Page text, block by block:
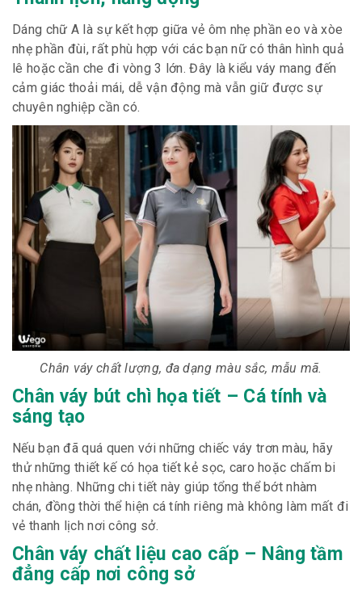
Dáng chữ A là sự kết hợp giữa vẻ ôm nhẹ phần eo và xòe
nhẹ phần đùi, rất phù hợp với các bạn nữ có thân hình quả
lê hoặc cần che đi vòng 3 lớn. Đây là kiểu váy mang đến
cảm giác thoải mái, dễ vận động mà vẫn giữ được sự
chuyên nghiệp cần có.
Chân váy chất lượng, đa dạng màu sắc, mẫu mã.
Chân váy bút chì họa tiết – Cá tính và
sáng tạo
Nếu bạn đã quá quen với những chiếc váy trơn màu, hãy
thử những thiết kế có họa tiết kẻ sọc, caro hoặc chấm bi
nhẹ nhàng. Những chi tiết này giúp tổng thể bớt nhàm
chán, đồng thời thể hiện cá tính riêng mà không làm mất đi
vẻ thanh lịch nơi công sở.
Chân váy chất liệu cao cấp – Nâng tầm
đẳng cấp nơi công sở